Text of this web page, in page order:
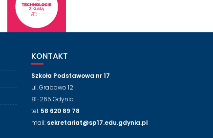
KONTAKT
Szkoła Podstawowa nr 17
ul. Grabowo 12
81-265 Gdynia
tel. 58 620 89 78
mail: sekretariat@sp17.edu.gdynia.pl